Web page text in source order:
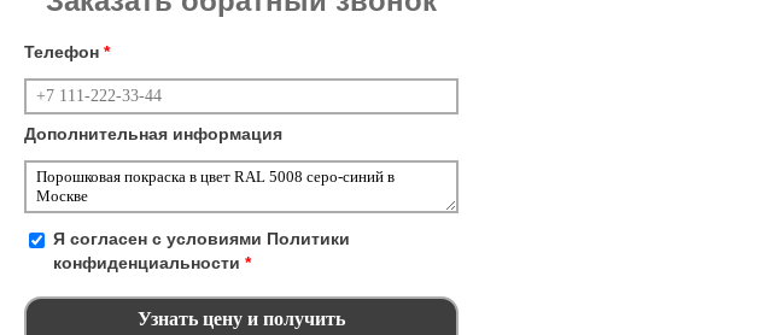
Телефон *
Дополнительная информация
Я согласен с условиями Политики
конфиденциальности *